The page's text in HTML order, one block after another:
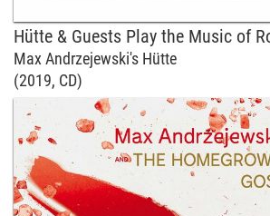
Hütte & Guests Play the Music of
Max Andrzejewski's Hütte
(2019, CD)